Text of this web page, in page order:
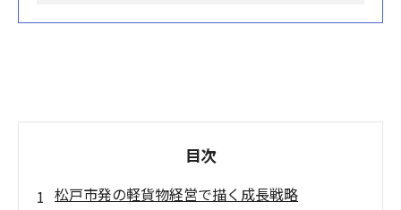
目次
松戸市発の軽貨物経営で描く成長戦略